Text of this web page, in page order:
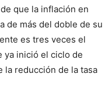
que la inflación en
de más del doble de su
es tres veces el
ya inició el ciclo de
la reducción de la tasa